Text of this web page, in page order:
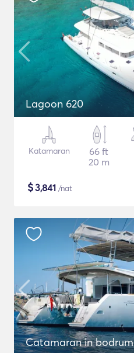
Lagoon 620
Katamaran
66 ft
20 m
$3,841 /nat
Catamaran in bodrum